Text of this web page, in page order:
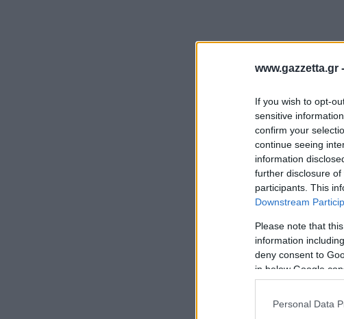
www.gazzetta.gr -
If you wish to opt-
sensitive
confirm your
continue seeing
information
further disclosure of
participants. This
Downstream
Please note that
information
deny consent to
in below Google
Personal Data